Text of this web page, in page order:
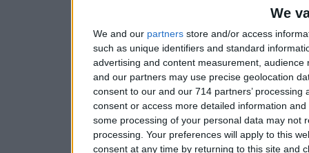
We
We and our partners store and/or access
such as unique identifiers and standard
advertising and content measurement,
and our partners may use precise geolocation
consent to our and our 714 partners’
consent or access more detailed information
some processing of your personal data may not
processing. Your preferences will apply to this
consent at any time by returning to this site and